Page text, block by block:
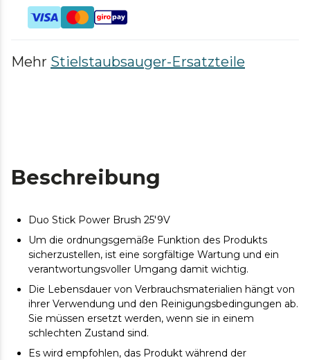
Mehr Stielstaubsauger-Ersatzteile
Beschreibung
Duo Stick Power Brush 25'9V
Um die ordnungsgemäße Funktion des Produkts
sicherzustellen, ist eine sorgfältige Wartung und ein
verantwortungsvoller Umgang damit wichtig.
Die Lebensdauer von Verbrauchsmaterialien hängt von
ihrer Verwendung und den Reinigungsbedingungen ab.
Sie müssen ersetzt werden, wenn sie in einem
schlechten Zustand sind.
Es wird empfohlen, das Produkt während der